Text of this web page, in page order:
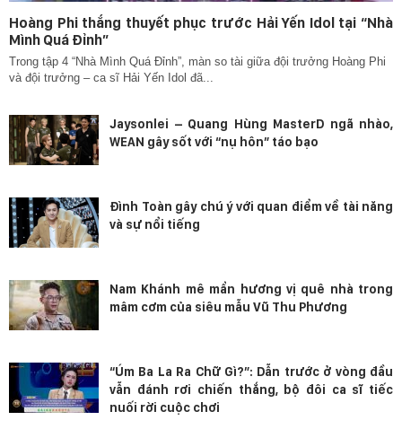
Hoàng Phi thắng thuyết phục trước Hải Yến Idol tại “Nhà
Mình Quá Đỉnh”
Trong tập 4 “Nhà Mình Quá Đỉnh”, màn so tài giữa đội trưởng Hoàng Phi
và đội trưởng – ca sĩ Hải Yến Idol đã...
Jaysonlei – Quang Hùng MasterD ngã nhào,
WEAN gây sốt với “nụ hôn” táo bạo
Đình Toàn gây chú ý với quan điểm về tài năng
và sự nổi tiếng
Nam Khánh mê mẩn hương vị quê nhà trong
mâm cơm của siêu mẫu Vũ Thu Phương
“Úm Ba La Ra Chữ Gì?”: Dẫn trước ở vòng đầu
vẫn đánh rơi chiến thắng, bộ đôi ca sĩ tiếc
nuối rời cuộc chơi